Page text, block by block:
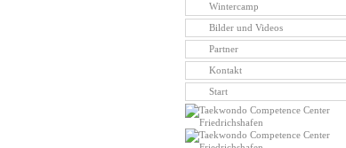
Wintercamp
Bilder und Videos
Partner
Kontakt
Start